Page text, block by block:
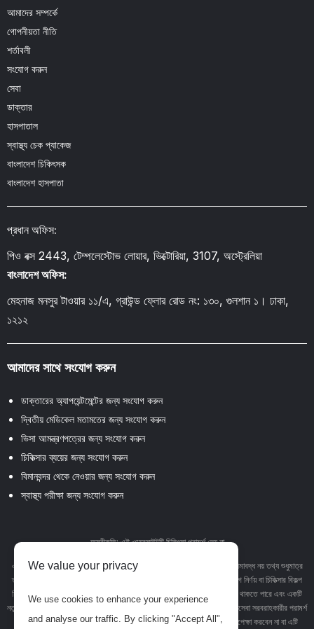
আমাদের সম্পর্কে
গোপনীয়তা নীতি
শর্তাবলী
সংযোগ করুন
সেবা
ডাক্তার
হাসপাতাল
স্বাস্থ্য চেক প্যাকেজ
বাংলাদেশ চিকিৎসক
বাংলাদেশ হাসপাতা
প্রধান অফিস:
পিও বক্স 2443, টেম্পলেস্টোভ লোয়ার, ভিক্টোরিয়া, 3107, অস্ট্রেলিয়া
বাংলাদেশ অফিস:
মেহনাজ মনসুর টাওয়ার ১১/এ, গ্রাউন্ড ফ্লোর রোড নং: ১৩০, গুলশান ১। ঢাকা,
১২১২
আমাদের সাথে সংযোগ করুন
ডাক্তারের অ্যাপয়েন্টমেন্টের জন্য সংযোগ করুন
দ্বিতীয় মেডিকেল মতামতের জন্য সংযোগ করুন
ভিসা আমন্ত্রণপত্রের জন্য সংযোগ করুন
চিকিত্সার ব্যয়ের জন্য সংযোগ করুন
বিমানবন্দর থেকে নেওয়ার জন্য সংযোগ করুন
স্বাস্থ্য পরীক্ষা জন্য সংযোগ করুন
অস্বীকৃতি: এই ওয়েবসাইটটি চিকিৎসা পরামর্শ দেয় না
এই ওয়েবসাইটে থাকা পাঠ্য, গ্রাফিক্স, চিত্র এবং অন্যান্য উপাদান সহ তবে এর মধ্যে সীমাবদ্ধ নয় তথ্য শুধুমাত্র
তথ্যমূলক উদ্দেশ্যে। এই সাইটে কোনও উপাদান বা সামগ্রী পেশাদার চিকিত্সা পরামর্শ, রোগ নির্ণয় বা চিকিত্সার বিকল্প
হিসাবে উদ্দেশ্য নয়। কোনও চিকিত্সা অবস্থা বা চিকিত্সা সম্পর্কে আপনার যে কোনও প্রশ্ন থাকতে পারে এবং একটি
নতুন স্বাস্থ্যসেবা ব্যবস্থা গ্রহণের আগে সর্বদা আপনার চিকিত্সক বা অন্যান্য যোগ্য স্বাস্থ্যসেবা সরবরাহকারীর পরামর্শ
নিন এবং আপনি এই ওয়েবসাইটে পড়েছেন এমন কিছু কারণে পেশাদার চিকিত্সা পরামর্শ উপেক্ষা করবেন না বা এটি
We value your privacy
We use cookies to enhance your experience
and analyse our traffic. By clicking "Accept All",